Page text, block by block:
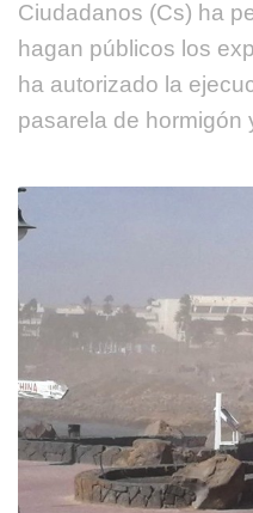
Ciudadanos (Cs) ha
hagan públicos los
ha autorizado la
pasarela de hormigón